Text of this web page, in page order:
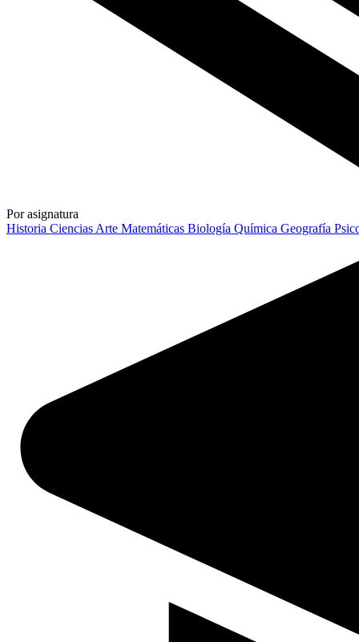
Por asignatura
Historia Ciencias Arte Matemáticas Biología Química Geografía